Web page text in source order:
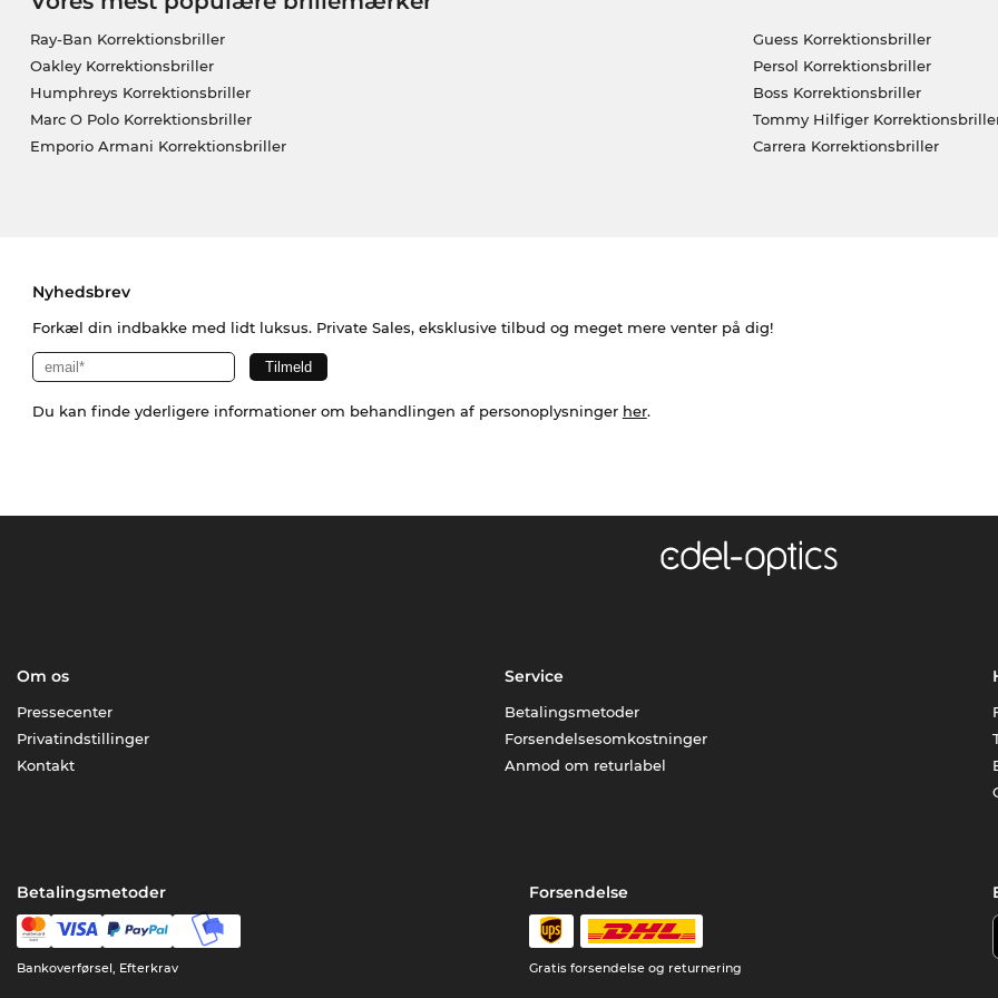
Ray-Ban Korrektionsbriller
Oakley Korrektionsbriller
Humphreys Korrektionsbriller
Marc O Polo Korrektionsbriller
Emporio Armani Korrektionsbriller
Guess Korrektionsbriller
Persol Korrektionsbriller
Boss Korrektionsbriller
Tommy Hilfiger
Carrera Korrektionsbriller
Nyhedsbrev
Forkæl din indbakke med lidt luksus. Private Sales, eksklusive tilbud og meget mere venter på dig!
Du kan finde yderligere informationer om behandlingen af personoplysninger her.
Om os
Pressecenter
Privatindstillinger
Kontakt
Service
Betalingsmetoder
Forsendelsesomkostninger
Anmod om returlabel
Betalingsmetoder
Bankoverførsel, Efterkrav
Forsendelse
Gratis forsendelse og returnering